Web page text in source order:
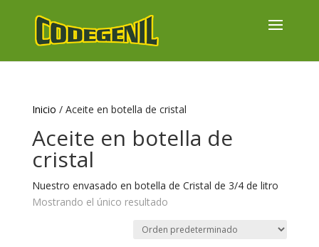
Inicio / Aceite en botella de cristal
Aceite en botella de
cristal
Nuestro envasado en botella de Cristal de 3/4 de litro
Mostrando el único resultado